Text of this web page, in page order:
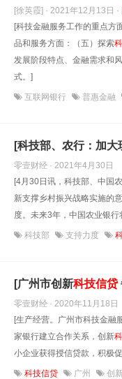
[徐英霞] · 2021年12月13日
[科技金融服务工作的重点方
品和服务方面：（五）探索
发展阶段特点、金融需求和
式。]
互联网银行 普惠金融
[科技部、农行：加大
零壹财经 · 2021年4月30日
[4月30日讯，科技部、中国
新支撑乡村振兴战略实施的
度。未来3年，中国农业银
科技部 支持力度
[广州市创新科技信贷
零壹财经 · 2020年11月18日
[生产经营。广州市科技金融
家银行建立合作关系，创新
小企业获得授信贷款，积极
科技信贷 广州 创